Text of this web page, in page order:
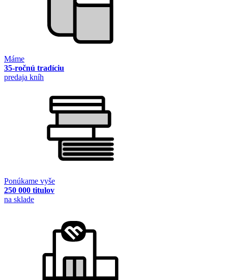
Máme
35-ročnú tradíciu
predaja kníh
Ponúkame vyše
250 000 titulov
na sklade